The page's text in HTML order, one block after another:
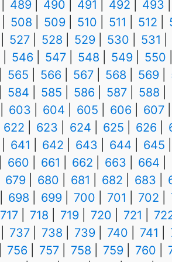
489 490 491 492 493
508 509 510 511 512
527 528 529 530 531
546 547 548 549 550
565 566 567 568 569
584 585 586 587 588
603 604 605 606 607
622 623 624 625 626
641 642 643 644 645
660 661 662 663 664
679 680 681 682 683
698 699 700 701 702
717 718 719 720 721
737 738 739 740 741
756 757 758 759 760